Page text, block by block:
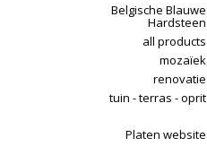
Belgische Blauwe
Hardsteen
all products
mozaïek
renovatie
tuin - terras - oprit
Platen website